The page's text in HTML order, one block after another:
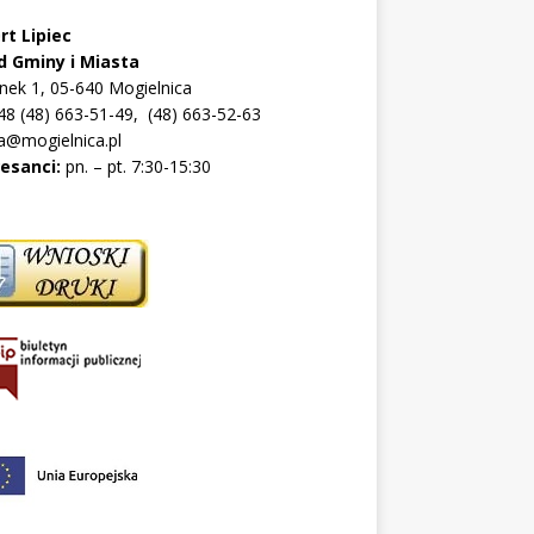
Lipiec
Gminy i Miasta
1, 05-640 Mogielnica
(48) 663-51-49, (48) 663-52-63
pn. – pt. 7:30-15:30